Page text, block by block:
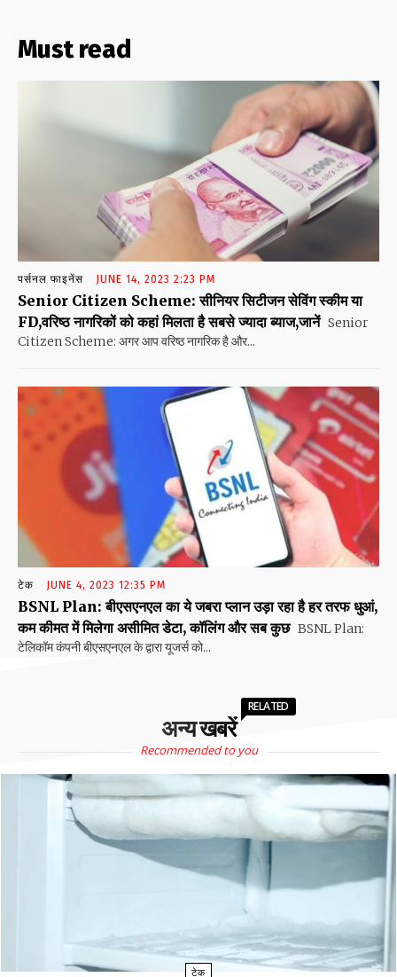
Must read
पर्सनल फाइनेंस JUNE 14, 2023 2:23 PM
Senior Citizen Scheme: सीनियर सिटीजन सेविंग स्कीम या
FD,वरिष्ठ नागरिकों को कहां मिलता है सबसे ज्यादा ब्याज,जानें Senior
Citizen Scheme: अगर आप वरिष्ठ नागरिक है और...
टेक JUNE 4, 2023 12:35 PM
BSNL Plan: बीएसएनएल का ये जबरा प्लान उड़ा रहा है हर तरफ धुआं,
कम कीमत में मिलेगा असीमित डेटा, कॉलिंग और सब कुछ BSNL Plan:
टेलिकॉम कंपनी बीएसएनएल के द्वारा यूजर्स को...
अन्य खबरें
RELATED
Recommended to you
टेक